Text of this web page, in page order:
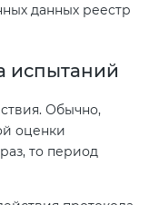
данных реестр
испытаний
Обычно,
оценки
то период